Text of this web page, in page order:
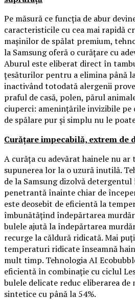
Pe măsură ce funcția de abur
caracteristicile cu cea mai rapidă
mașinilor de spălat premium,
la Samsung oferă o curățare cu
Aburul este eliberat direct în
țesăturilor pentru a elimina până
inactivând totodată alergenii
praful de casă, polen, părul
ciuperci: amenințările invizibile pe
de spălare pur și simplu nu le
Curățare impecabilă, extrem de
A curăța cu adevărat hainele nu ar
supunerea lor la o uzură inutilă.
de la Samsung dizolvă
penetrantă înainte chiar de
este deosebit de eficientă la
îmbunătățind îndepărtarea
bulele ajută la îndepărtarea
recurge la căldură ridicată. Mai
temperaturi ridicate înseamnă
mult timp. Tehnologia AI
eficientă în combinație cu ciclul
bulele delicate reduc eliberarea
sintetice cu până la 54%.